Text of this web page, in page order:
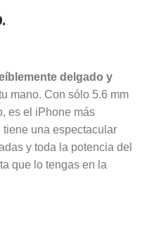
delgado y
mano. Con sólo 5.6 mm
es el iPhone más
una espectacular
y toda la potencia del
que lo tengas en la